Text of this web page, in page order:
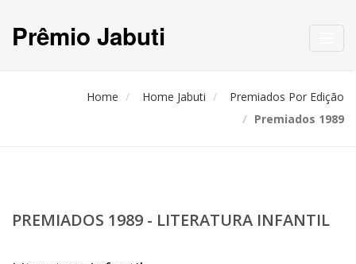
Prêmio Jabuti
Home Home Jabuti
Premiados Por Edição
Premiados 1989
PREMIADOS 1989 - LITERATURA INFANTIL